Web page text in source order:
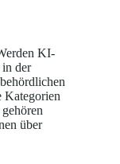
KI-
in der
Kategorien
über